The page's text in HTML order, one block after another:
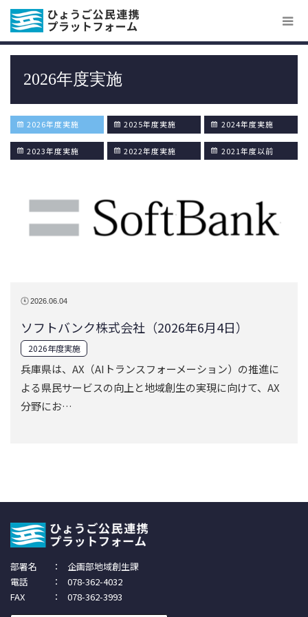
2026年度実施
2026年度実施 2025年度実施 2024年度実施
2023年度実施 2022年度実施 2021年度以前
2026.06.04
ソフトバンク株式会社（2026年6月4日）
2026年度実施
兵庫県は、AX（AIトランスフォーメーション）の推進に
よる県民サービスの向上と地域創生の実現に向けて、AX
分野にお…
部署名 ：
企画部地域創生課
電話
：
078-362-4032
FAX
： 078-362-3993